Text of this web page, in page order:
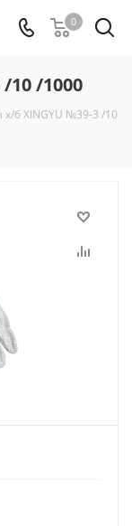
0
10 /1000
х/б XINGYU №39-3 /10